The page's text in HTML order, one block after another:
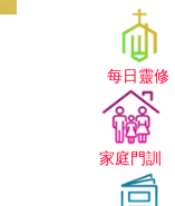
每日靈修
家庭門訓